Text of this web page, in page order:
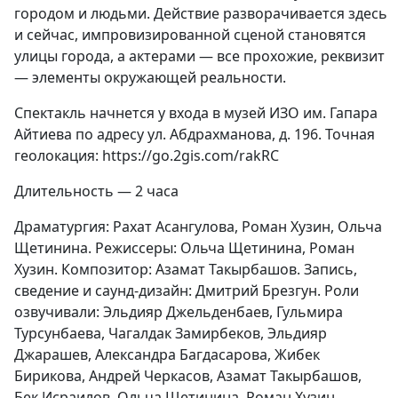
городом и людьми. Действие разворачивается здесь
и сейчас, импровизированной сценой становятся
улицы города, а актерами — все прохожие, реквизит
— элементы окружающей реальности.
Спектакль начнется у входа в музей ИЗО им. Гапара
Айтиева по адресу ул. Абдрахманова, д. 196. Точная
геолокация: https://go.2gis.com/rakRC
Длительность — 2 часа
Драматургия: Рахат Асангулова, Роман Хузин, Ольча
Щетинина. Режиссеры: Ольча Щетинина, Роман
Хузин. Композитор: Азамат Такырбашов. Запись,
сведение и саунд-дизайн: Дмитрий Брезгун. Роли
озвучивали: Эльдияр Джельденбаев, Гульмира
Турсунбаева, Чагалдак Замирбеков, Эльдияр
Джарашев, Александра Багдасарова, Жибек
Бирикова, Андрей Черкасов, Азамат Такырбашов,